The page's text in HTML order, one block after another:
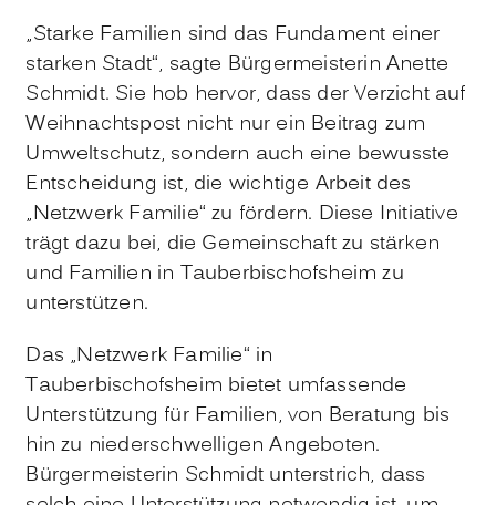
„Starke Familien sind das Fundament einer
starken Stadt“, sagte Bürgermeisterin Anette
Schmidt. Sie hob hervor, dass der Verzicht auf
Weihnachtspost nicht nur ein Beitrag zum
Umweltschutz, sondern auch eine bewusste
Entscheidung ist, die wichtige Arbeit des
„Netzwerk Familie“ zu fördern. Diese Initiative
trägt dazu bei, die Gemeinschaft zu stärken
und Familien in Tauberbischofsheim zu
unterstützen.
Das „Netzwerk Familie“ in
Tauberbischofsheim bietet umfassende
Unterstützung für Familien, von Beratung bis
hin zu niederschwelligen Angeboten.
Bürgermeisterin Schmidt unterstrich, dass